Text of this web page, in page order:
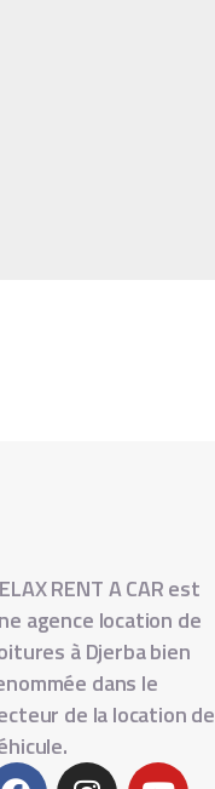
RENT A CAR est
agence location de
à Djerba bien
dans le
de la location de